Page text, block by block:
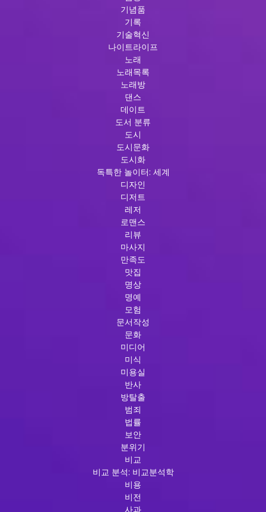
기념품
기록
기술혁신
나이트라이프
노래
노래목록
노래방
댄스
데이트
도서 분류
도시
도시문화
도시화
독특한 놀이터: 세계
디자인
디저트
레저
로맨스
리뷰
마사지
만족도
맛집
명상
명예
모험
문서작성
문화
미디어
미식
미용실
반사
방탈출
범죄
법률
보안
분위기
비교
비교 분석: 비교분석학
비용
비전
사과